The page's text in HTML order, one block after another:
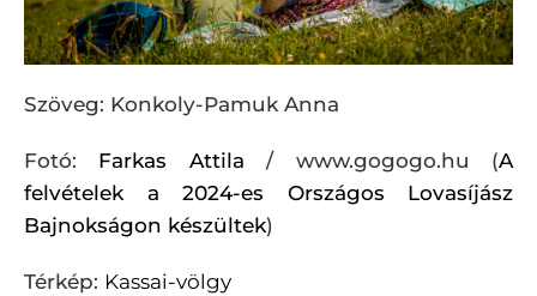
Szöveg: Konkoly-Pamuk Anna
Fotó: Farkas Attila / www.gogogo.hu (A
felvételek a 2024-es Országos Lovasíjász
Bajnokságon készültek)
Térkép: Kassai-völgy